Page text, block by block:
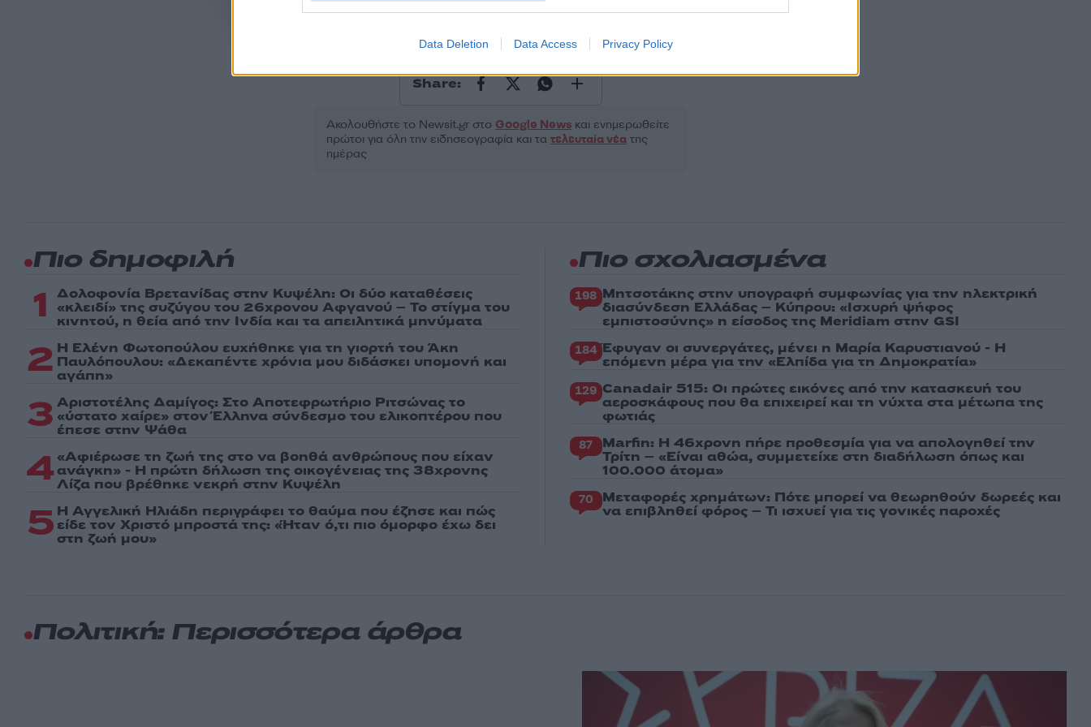
Data Deletion Data Access Privacy Policy
ΚΥΡΙΑΚΟΣ ΜΗΤΣΟΤΑΚΗΣ
ΝΕΑ ΔΗΜΟΚΡΑΤΙΑ
Share:
Ακολουθήστε το Νewsit.gr στο Google Newsκαι ενημερωθείτε
πρώτοι για όλη την ειδησεογραφία και τα τελευταία νέατης
ημέρας
Πιο δημοφιλή
1 Δολοφονία Βρετανίδας στην Κυψέλη: Οι δύο καταθέσεις
«κλειδί» της συζύγου του 26χρονου Αφγανού – Το στίγμα του
κινητού, η θεία από την Ινδία και τα απειλητικά μηνύματα
2 Η Ελένη Φωτοπούλου ευχήθηκε για τη γιορτή του Άκη
Παυλόπουλου: «Δεκαπέντε χρόνια μου διδάσκει υπομονή και
αγάπη»
3 Αριστοτέλης Δαμίγος: Στο Αποτεφρωτήριο Ριτσώνας το
«ύστατο χαίρε» στον Έλληνα σύνδεσμο του ελικοπτέρου που
έπεσε στην Ψάθα
4 «Αφιέρωσε τη ζωή της στο να βοηθά ανθρώπους που είχαν
ανάγκη» - Η πρώτη δήλωση της οικογένειας της 38χρονης
Λίζα που βρέθηκε νεκρή στην Κυψέλη
5 Η Αγγελική Ηλιάδη περιγράφει το θαύμα που έζησε και πώς
είδε τον Χριστό μπροστά της: «Ήταν ό,τι πιο όμορφο έχω δει
στη ζωή μου»
Πιο σχολιασμένα
198 Μητσοτάκης στην υπογραφή συμφωνίας για την ηλεκτρική
διασύνδεση Ελλάδας – Κύπρου: «Ισχυρή ψήφος
εμπιστοσύνης» η είσοδος της Meridiam στην GSI
184 Έφυγαν οι συνεργάτες, μένει η Μαρία Καρυστιανού - Η
επόμενη μέρα για την «Ελπίδα για τη Δημοκρατία»
129 Canadair 515: Οι πρώτες εικόνες από την κατασκευή του
αεροσκάφους που θα επιχειρεί και τη νύχτα στα μέτωπα της
φωτιάς
87 Marfin: Η 46χρονη πήρε προθεσμία για να απολογηθεί την
Τρίτη – «Είναι αθώα, συμμετείχε στη διαδήλωση όπως και
100.000 άτομα»
70 Μεταφορές χρημάτων: Πότε μπορεί να θεωρηθούν δωρεές και
να επιβληθεί φόρος – Τι ισχυεί για τις γονικές παροχές
Πολιτική: Περισσότερα άρθρα